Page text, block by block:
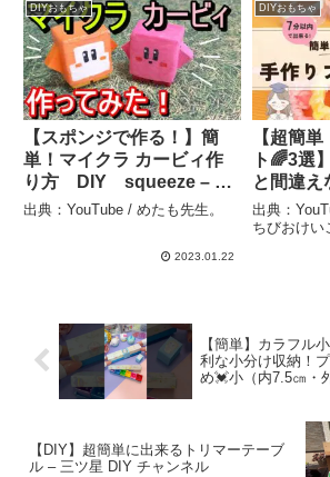
DIYおもちゃ
【スポンジで作る！】簡
単！マイクラ カービィ作
り方 DIY squeeze – め
たも先生。
出典：YouTube / めたも先生。
2023.01.22
DIYおもちゃ
【超簡
ト🌈3選
と間違え
#簡単 #
あ先生
出典：
ちびおけい
【簡単】カラフル
利な小分け収納！
め💓小（内7.5㎝・
【DIY】超簡単に出来るトリマーテーブ
ル – 三ツ星 DIY チャンネル